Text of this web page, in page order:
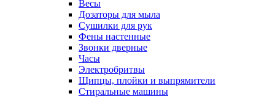
Весы
Дозаторы для мыла
Сушилки для рук
Фены настенные
Звонки дверные
Часы
Электробритвы
Щипцы, плойки и выпрямители
Стиральные машины